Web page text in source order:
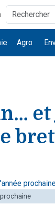
Agro
et